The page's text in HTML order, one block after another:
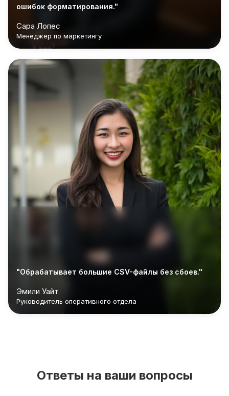
ошибок форматирования."
Сара Лопес
Менеджер по маркетингу
"Обрабатывает большие CSV-файлы без сбоев."
Эмили Уайт
Руководитель оперативного отдела
Ответы на ваши вопросы